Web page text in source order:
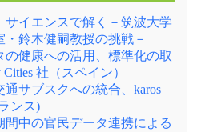
サイエンスで解く－筑波大学
・鈴木健嗣教授の挑戦－
の健康への活用、標準化の取
社（スペイン）
サブスクへの統合、karos
ンス)
間中の官民データ連携による